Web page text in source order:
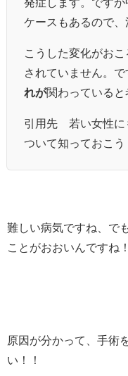
発症します。です
ケースもあるので、
こうした変化がお
されていません。で
れが関わっていると
引用先 若い女性に
ついて知っておこう
難しい病気ですね、で
ことがおおいんですね！
原因が分かって、手術
い！！